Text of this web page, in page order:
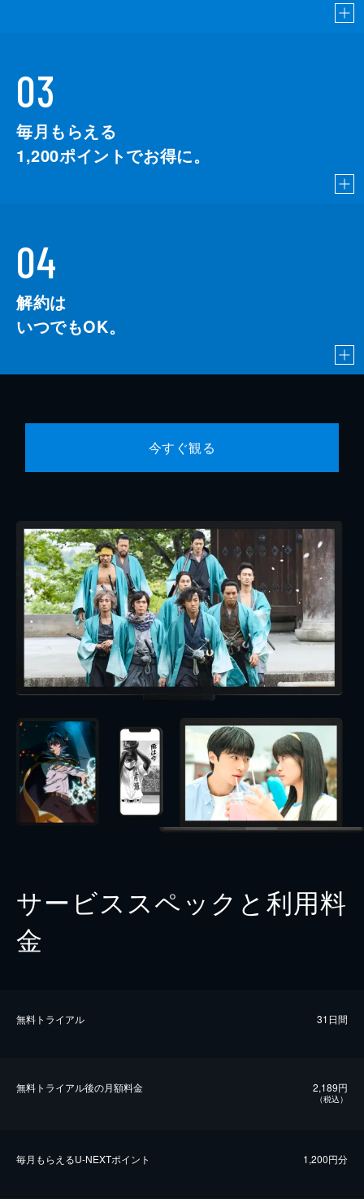
03
毎月もらえる
1,200ポイントでお得に。
04
解約は
いつでもOK。
今すぐ観る
サービススペックと利用料
金
無料トライアル 31日間
無料トライアル後の⽉額料金 2,189円
（税込）
毎⽉もらえるU-NEXTポイント 1,200円分